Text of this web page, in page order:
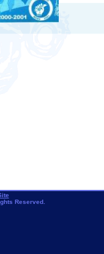
Reserved.